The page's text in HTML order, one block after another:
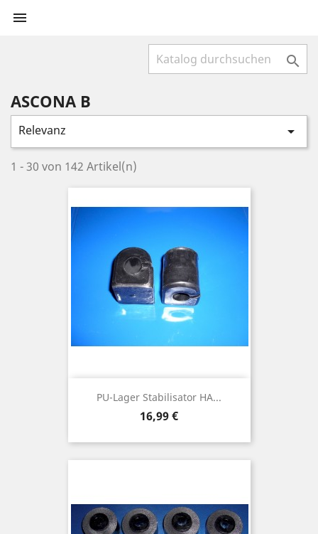


ASCONA B
Relevanz 
1 - 30 von 142 Artikel(n)
PU-Lager Stabilisator HA...
Preis
16,99 €